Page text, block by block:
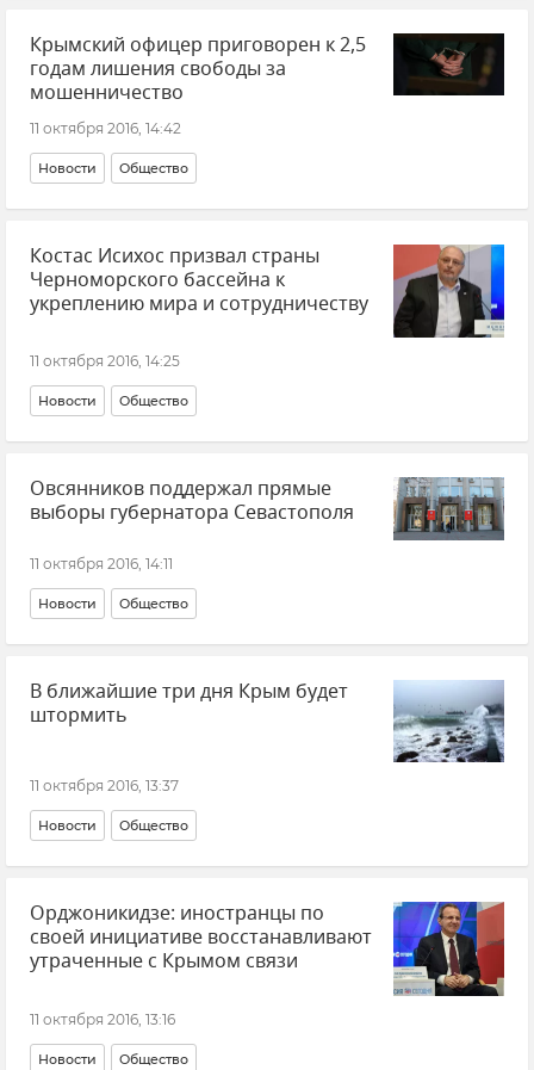
Крымский офицер приговорен к 2,5
годам лишения свободы за
мошенничество
11 октября 2016, 14:42
Новости Общество
Костас Исихос призвал страны
Черноморского бассейна к
укреплению мира и сотрудничеству
11 октября 2016, 14:25
Новости Общество
Овсянников поддержал прямые
выборы губернатора Севастополя
11 октября 2016, 14:11
Новости Общество
В ближайшие три дня Крым будет
штормить
11 октября 2016, 13:37
Новости Общество
Орджоникидзе: иностранцы по
своей инициативе восстанавливают
утраченные с Крымом связи
11 октября 2016, 13:16
Новости Общество